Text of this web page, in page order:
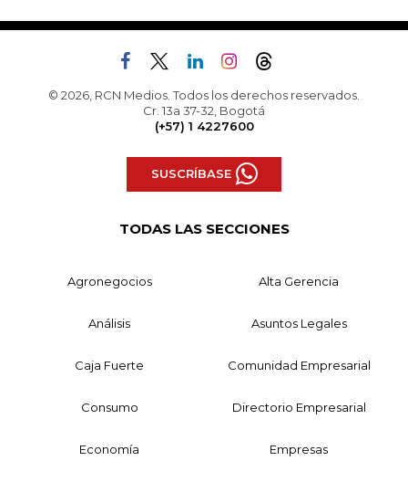
© 2026, RCN Medios. Todos los derechos reservados.
Cr. 13a 37-32, Bogotá
(+57) 1 4227600
SUSCRÍBASE
TODAS LAS SECCIONES
Agronegocios Alta Gerencia
Análisis Asuntos Legales
Caja Fuerte Comunidad Empresarial
Consumo Directorio Empresarial
Economía Empresas